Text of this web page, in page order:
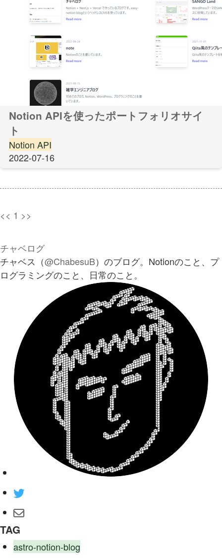
Notion APIを使ったポートフォリオサイ
ト
Notion API
2022-07-16
<< 1 >>
チャベログ
チャベス（@ChabesuB）のブログ。Notionのこと、プ
ログラミングのこと、日常のこと。
TAG
astro-notion-blog